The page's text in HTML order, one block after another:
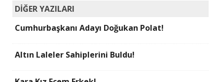
DİĞER YAZILARI
Cumhurbaşkanı Adayı Doğukan Polat!
Altın Laleler Sahiplerini Buldu!